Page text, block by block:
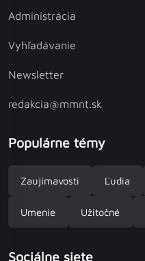
Administrácia
Vyhľadávanie
Newsletter
redakcia@mmnt.sk
Populárne témy
Zaujímavosti Ľudia
Umenie Užitočné
Sociálne siete